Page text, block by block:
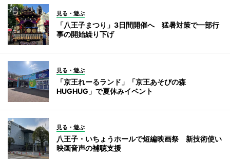
見る・遊ぶ
「八王子まつり」3日間開催へ 猛暑対策で一部行
事の開始繰り下げ
見る・遊ぶ
「京王れーるランド」「京王あそびの森
HUGHUG」で夏休みイベント
見る・遊ぶ
八王子・いちょうホールで短編映画祭 新技術使い
映画音声の補聴支援